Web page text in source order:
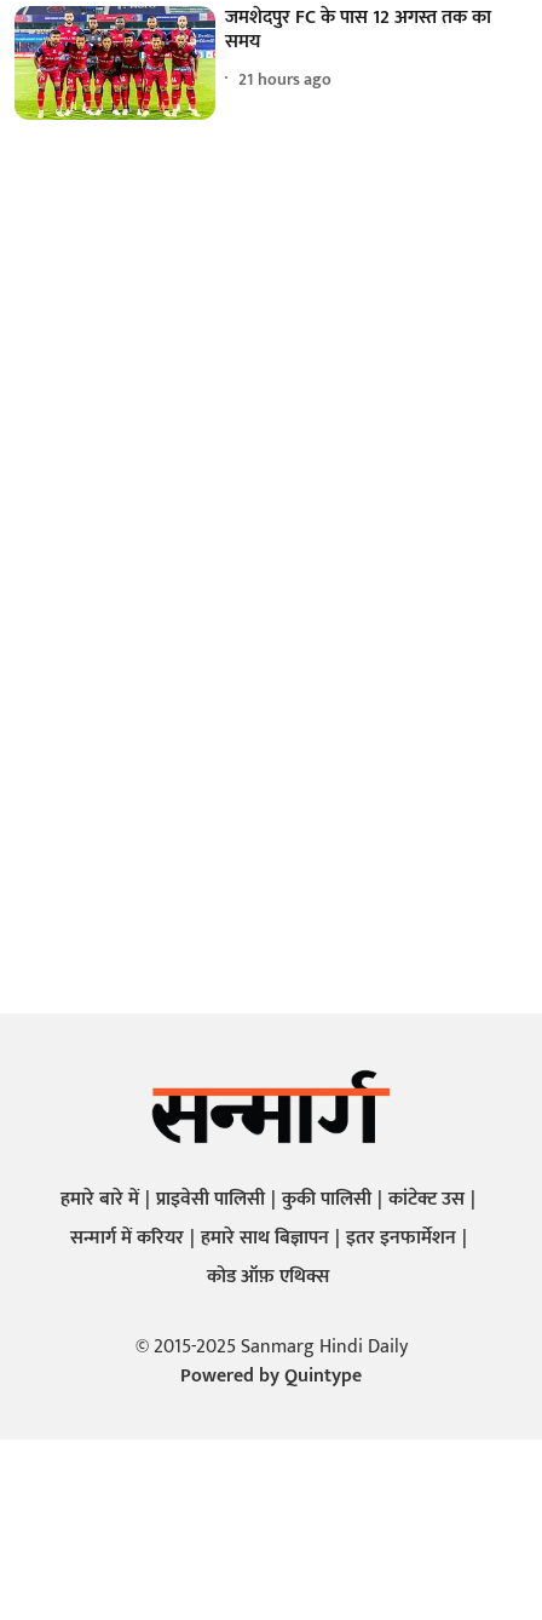
जमशेदपुर FC के पास 12 अगस्त तक का
समय
21 hours ago
हमारे बारे में प्राइवेसी पालिसी कुकी पालिसी कांटेक्ट उस
सन्मार्ग में करियर हमारे साथ बिज्ञापन इतर इनफार्मेशन
कोड ऑफ़ एथिक्स
© 2015-2025 Sanmarg Hindi Daily
Powered byQuintype